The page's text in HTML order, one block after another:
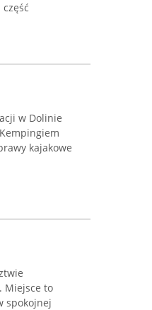
w Dolinie
kajakowe
Miejsce to
spokojnej